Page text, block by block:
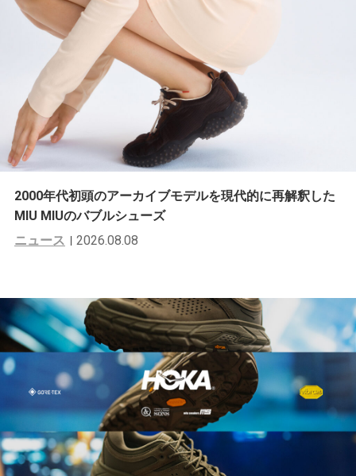
2000年代初頭のアーカイブモデルを現代的に再解釈した
MIU MIUのバブルシューズ
ニュース
2026.08.08